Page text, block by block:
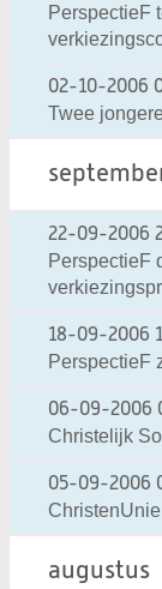
PerspectieF
02-10-2006
Twee
22-09-2006
PerspectieF
18-09-2006
PerspectieF
06-09-2006
Christelijk
05-09-2006
augustus